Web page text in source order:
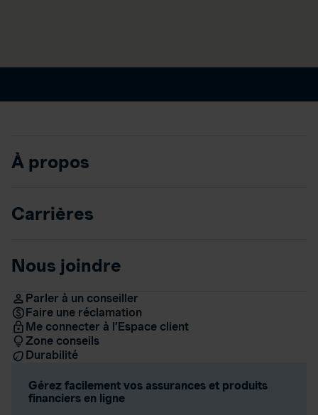
À propos
Carrières
Nous joindre
Parler à un conseiller
Faire une réclamation
Me connecter à l’Espace client
Zone conseils
Durabilité
Gérez facilement vos assurances et produits
financiers en ligne